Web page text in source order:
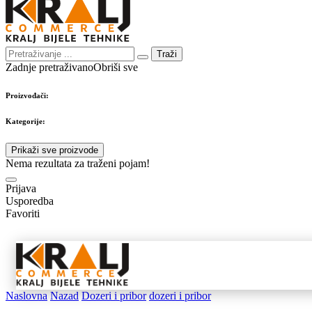
Traži
Zadnje pretraživanoObriši sve
Proizvođači:
Kategorije:
Prikaži sve proizvode
Nema rezultata za traženi pojam!
Prijava
Usporedba
Favoriti
Naslovna Nazad Dozeri i pribor dozeri i pribor